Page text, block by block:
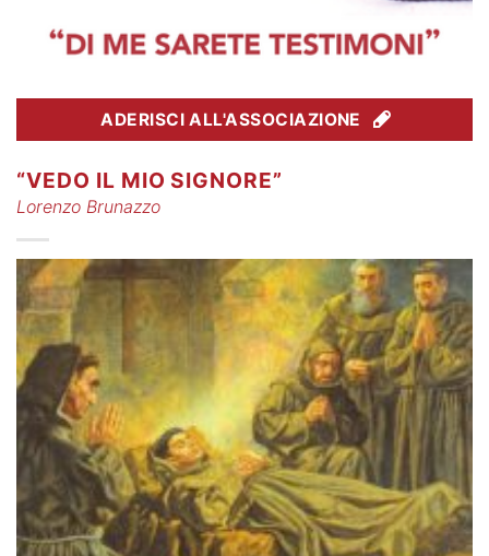
ADERISCI ALL'ASSOCIAZIONE
“VEDO IL MIO SIGNORE”
Lorenzo Brunazzo